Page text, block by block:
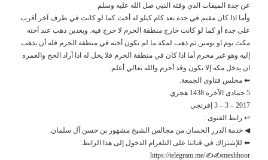
عن جدة الميقات الذي وقته النبي صل الله عليه وسلم
وأما اذا كان مقيم في جدة بعد كام كيلو له أخت كما لو كانت في طرف آخر أقرب
على جدة أو كما لو كانت خارج منطقة الحرم لا حرج فيه. وبعدين ذهب عند أخته
مكث يوم او يومين ثم ذهب لمكة ما لم تكون أخته في منطقة الحرم فله أن يذهب
إليه وهو غير محرم أما اذا كان في منطقة الحرم فلا يحل له اذا أراد الحج والعمره
ان يدخل مكه إلا يكون وقد أحرم والله تعالي أعلم.
⬅ مجلس فتاوى الجمعة.
5 جمادى الآخرة 1438 هجري
2017 – 3 – 3 إفرنجي
↩ رابط الفتوى :
◀ خدمة الدرر الحسان من مجالس الشيخ مشهور بن حسن آل سلمان.
⬅ للإشتراك في قناتنا على التلغرام الدخول إلى هذا الرابط:
https://telegram.me/✍✍meshhoor